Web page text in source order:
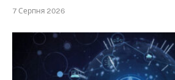
7 Серпня 2026